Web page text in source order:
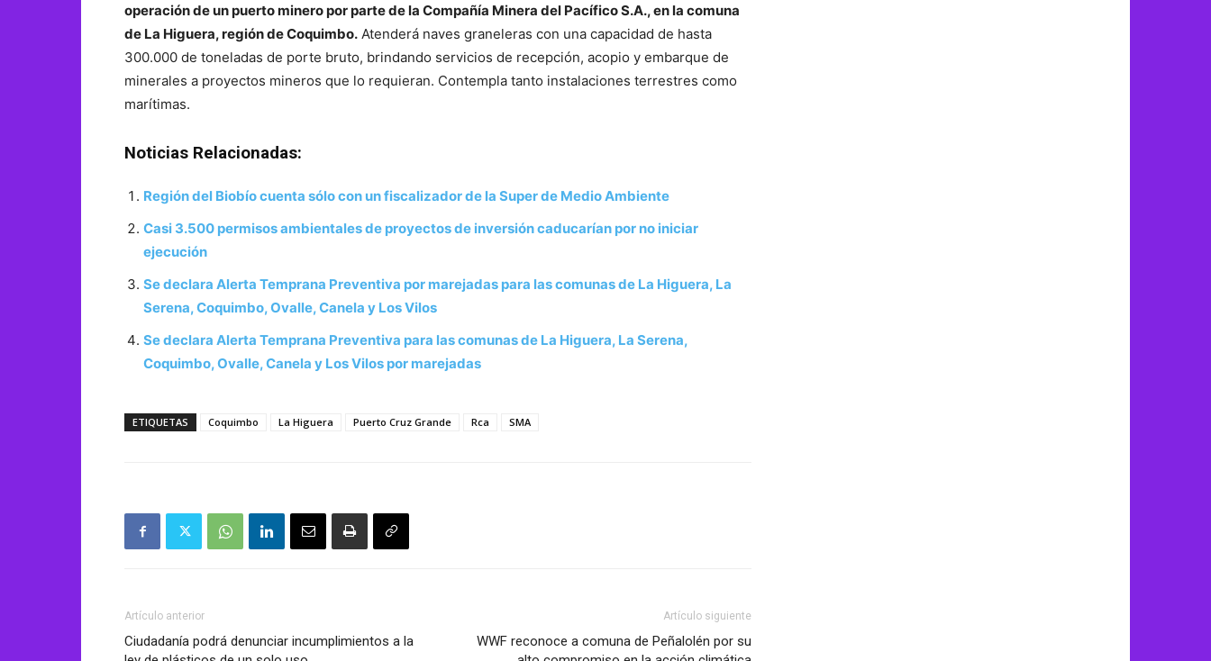
operación de un puerto minero por parte de la Compañía Minera del Pacífico S.A., en la comuna
de La Higuera, región de Coquimbo. Atenderá naves graneleras con una capacidad de hasta
300.000 de toneladas de porte bruto, brindando servicios de recepción, acopio y embarque de
minerales a proyectos mineros que lo requieran. Contempla tanto instalaciones terrestres como
marítimas.
Noticias Relacionadas:
Región del Biobío cuenta sólo con un fiscalizador de la Super de Medio Ambiente
Casi 3.500 permisos ambientales de proyectos de inversión caducarían por no iniciar
ejecución
Se declara Alerta Temprana Preventiva por marejadas para las comunas de La Higuera, La
Serena, Coquimbo, Ovalle, Canela y Los Vilos
Se declara Alerta Temprana Preventiva para las comunas de La Higuera, La Serena,
Coquimbo, Ovalle, Canela y Los Vilos por marejadas
ETIQUETAS Coquimbo La Higuera Puerto Cruz Grande Rca SMA
Artículo anterior
Ciudadanía podrá denunciar incumplimientos a la
Artículo siguiente
WWF reconoce a comuna de Peñalolén por su